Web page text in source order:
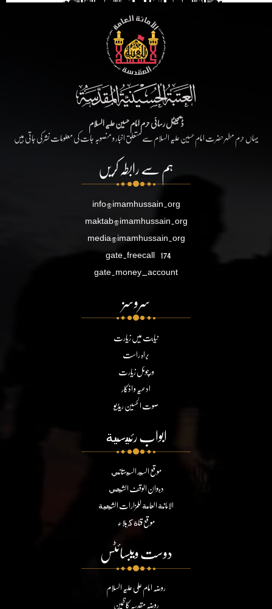
ڈیجیٹل رسائی حرم امام حسین علیہ السلام
یہاں حرم مطہر حضرت امام حسین علیہ السلام سے متعلق اخبار و منصوبہ جات کی معلومات نشر کی جاتی ہیں
ہم سے رابطہ کریں
info@imamhussain.org
maktab@imamhussain.org
media@imamhussain.org
gate.freecall 174
gate.money_account
سروسز
نیابت میں زیارت
براہ راست
ورچوئل زیارت
ادعیہ و اذکار
صوت الحسین ریڈیو
ابواب رئيسية
موقع السيد السيستاني
ديوان الوقف الشيعي
الامانة العامة للمزارات الشيعية
موقع قناة كربلاء
دوست ویبسائٹس
روضہ امام علی علیہ السلام
روضہ مقدسہ کاظمین